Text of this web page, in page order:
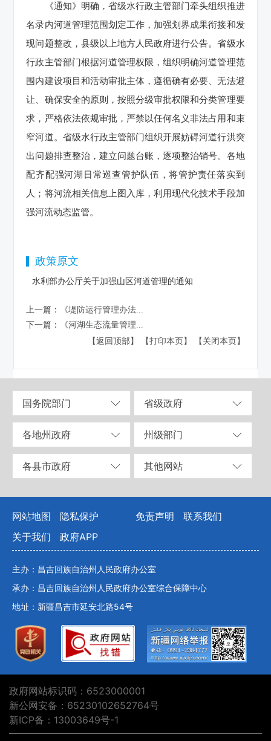
《通知》明确，省级水行政主管部门牵头组织推进
名录内河道管理范围划定工作，加强划界成果衔接和发
现问题整改，县级以上地方人民政府进行公告。省级水
行政主管部门根据河道管理权限，组织明确河道管理范
围内建设项目和活动审批主体，遵循确有必要、无法避
让、确保安全的原则，按照分级审批权限和分类管理要
求，严格依法依规审批，严禁以任何名义非法占用和束
窄河道。省级水行政主管部门组织开展妨碍河道行洪突
出问题排查整治，建立问题台账，逐项整治销号。各地
配齐配强河湖日常巡查管护队伍，将管护责任落实到
人；将河流相关信息上图入库，利用现代化技术手段加
强河流动态监管。
政策原文
水利部办公厅关于加强山区河道管理的通知
上一篇：
《堤防运行管理办法...
下一篇：
《河湖生态流量管理...
【返回顶部】
【打印本页】 【关闭本页】
国务院部门 省级政府
各地州政府 州级部门
各县市政府 其他网站
网站地图 隐私保护 免责声明
联系我们
关于我们
政府APP
主办：昌吉回族自治州人民政府办公室
承办：昌吉回族自治州人民政府办公室综合保障中心
地址：新疆昌吉市延安北路54号
政府网站标识码：6523000001
新公网安备：65230102652764号
新ICP备：13003649号-1